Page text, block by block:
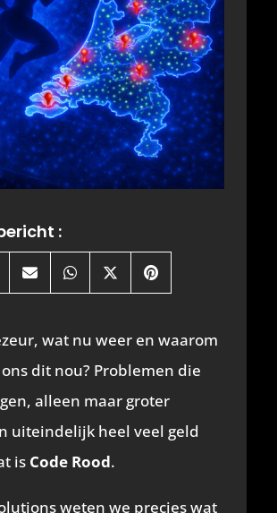
:
Share
on
Share
on
Share
on
Share
on
wat nu weer en waarom
dit nou? Problemen die
alleen maar groter
uiteindelijk heel veel geld
is Code Rood.
weten we precies wat